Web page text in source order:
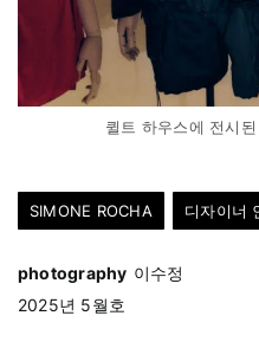
퀼트 하우스에 전시
SIMONE ROCHA 디자이너
photography 이수정
2025년 5월호